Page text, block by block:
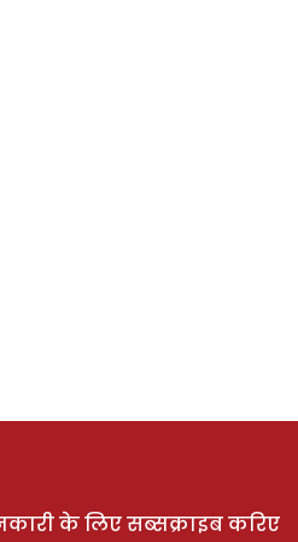
के लिए सब्सक्राइब करिए